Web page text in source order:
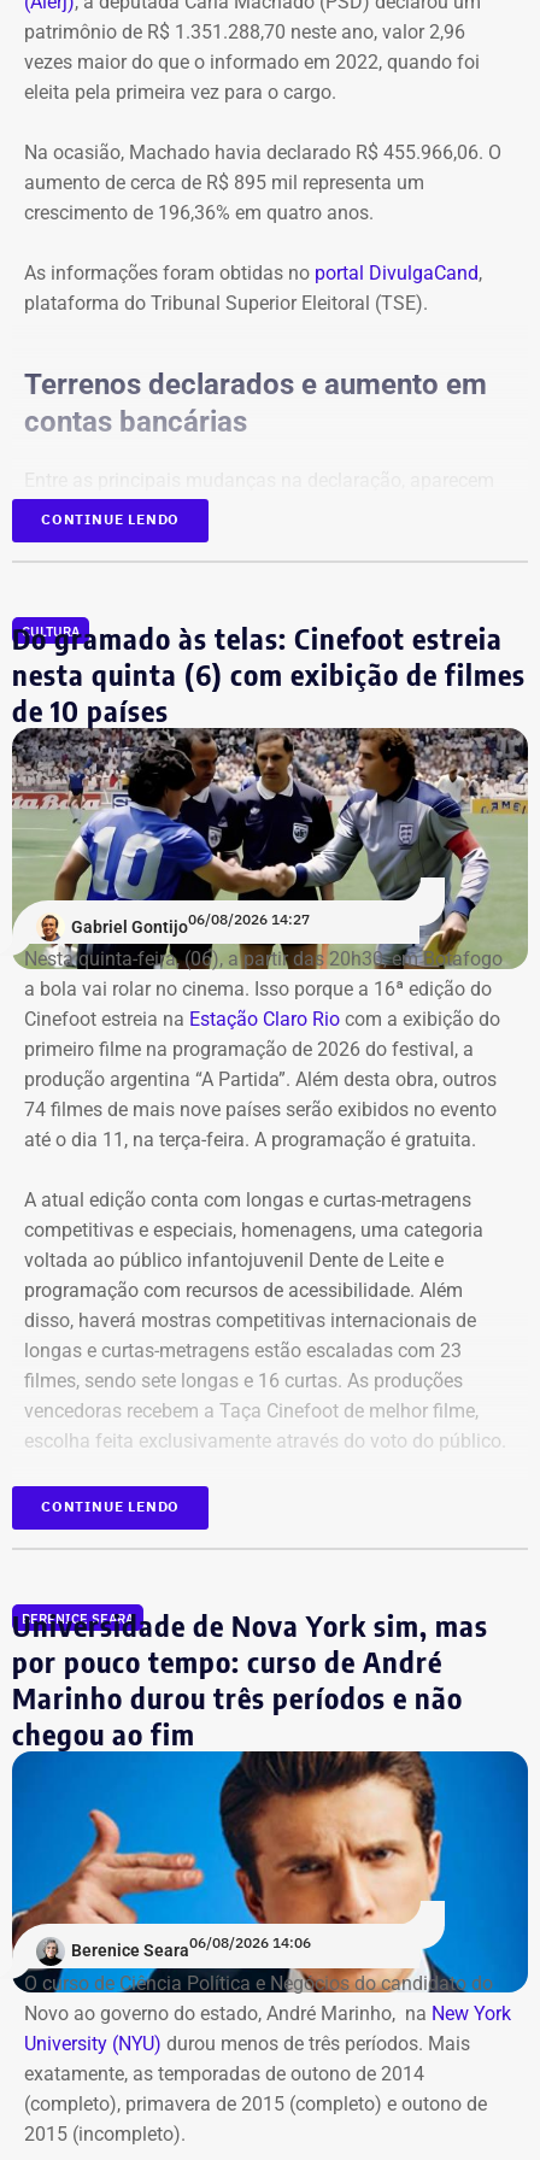
patrimônio de R$ 1.351.288,70 neste ano, valor 2,96
vezes maior do que o informado em 2022, quando foi
eleita pela primeira vez para o cargo.
Na ocasião, Machado havia declarado R$ 455.966,06. O
aumento de cerca de R$ 895 mil representa um
crescimento de 196,36% em quatro anos.
As informações foram obtidas no portal DivulgaCand,
plataforma do Tribunal Superior Eleitoral (TSE).
Terrenos declarados e aumento em
contas bancárias
dois terrenos, avaliados em R$ 50 mil e R$ 100 mil, além
de um imóvel no valor de R$ 220 mil e um bem declarado
como “outros bens e direitos”, de R$ 500 mil, que não
Os saldos em contas bancárias também cresceram. Os
depósitos em conta corrente, que somavam R$ 50.686,20
há quatro anos, passaram para R$ 97.543,64.
Já o apartamento herdado em Campos dos Goytacazes,
avaliado em R$ 187.475,88, e o imóvel herdado em São
João da Barra, de R$ 150 mil, permaneceram com os
mesmos valores declarados.
Bens declarados por Carla Machado em 2026 — Foto:
Reprodução/Divulgacand
Bens declarados por Carla Machado em 2022 — Foto:
CONTINUE LENDO
CULTURA
Do gramado às telas: Cinefoot estreia
nesta quinta (6) com exibição de filmes
de 10 países
Gabriel Gontijo06/08/2026 14:27
Nesta quinta-feira, (06), a partir das 20h30, em Botafogo
a bola vai rolar no cinema. Isso porque a 16ª edição do
Cinefoot estreia na Estação Claro Rio com a exibição do
primeiro filme na programação de 2026 do festival, a
produção argentina “A Partida”. Além desta obra, outros
74 filmes de mais nove países serão exibidos no evento
até o dia 11, na terça-feira. A programação é gratuita.
A atual edição conta com longas e curtas-metragens
competitivas e especiais, homenagens, uma categoria
voltada ao público infantojuvenil Dente de Leite e
programação com recursos de acessibilidade. Além
disso, haverá mostras competitivas internacionais de
longas e curtas-metragens estão escaladas com 23
filmes, sendo sete longas e 16 curtas. As produções
vencedoras recebem a Taça Cinefoot de melhor filme,
escolha feita exclusivamente através do voto do público.
Os países participantes são Brasil, Argentina, México,
Itália, Colômbia, Reino Unido, Irã, Espanha, Alemanha,
mundial de futebol da atualidade. Totalizando dez
países.
Além da Estação Claro Rio, o Cinefoot terá exibições no
Centro Cultural da Justiça Federal, no Centro do Rio; no
Ponto Cine, em Guadalupe; e na Biblioteca Parque
Manguinhos; em Benfica.
CONTINUE LENDO
BERENICE SEARA
Universidade de Nova York sim, mas
por pouco tempo: curso de André
Marinho durou três períodos e não
chegou ao fim
Berenice Seara06/08/2026 14:06
O curso de Ciência Política e Negócios do candidato do
Novo ao governo do estado, André Marinho, na New York
University (NYU) durou menos de três períodos. Mais
exatamente, as temporadas de outono de 2014
(completo), primavera de 2015 (completo) e outono de
2015 (incompleto).